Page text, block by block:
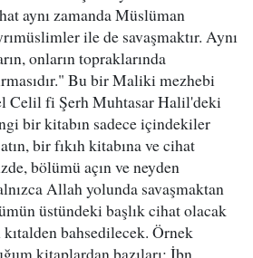
aynı zamanda Müslüman
ile de savaşmaktır. Aynı
onların topraklarında
Bu bir Maliki mezhebi
Celil fi Şerh Muhtasar Halil'deki
bir kitabın sadece içindekiler
bir fıkıh kitabına ve cihat
bölümü açın ve neyden
Allah yolunda savaşmaktan
üstündeki başlık cihat olacak
bahsedilecek. Örnek
kitaplardan bazıları: İbn